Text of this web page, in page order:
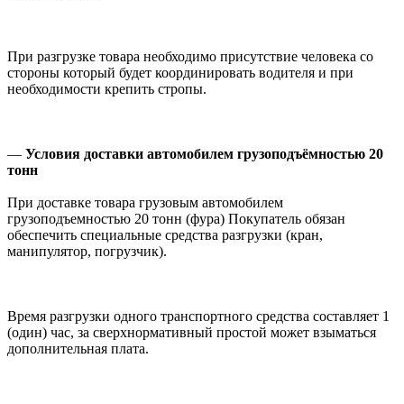
При разгрузке товара необходимо присутствие человека со
стороны который будет координировать водителя и при
необходимости крепить стропы.
— Условия доставки автомобилем грузоподъёмностью 20
тонн
При доставке товара грузовым автомобилем
грузоподъемностью 20 тонн (фура) Покупатель обязан
обеспечить специальные средства разгрузки (кран,
манипулятор, погрузчик).
Время разгрузки одного транспортного средства составляет 1
(один) час, за сверхнормативный простой может взыматься
дополнительная плата.